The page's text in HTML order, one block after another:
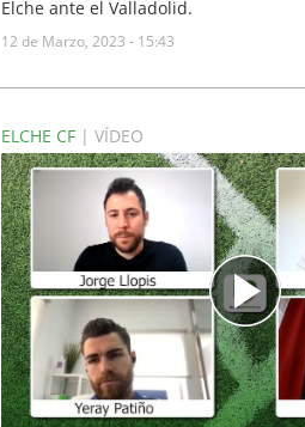
Elche ante el Valladolid.
12 de Marzo, 2023 - 15:43
ELCHE CF | VÍDEO